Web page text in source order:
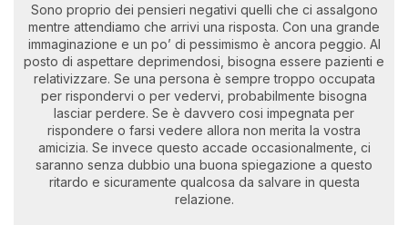
Sono proprio dei pensieri negativi quelli che ci assalgono
mentre attendiamo che arrivi una risposta. Con una grande
immaginazione e un po’ di pessimismo è ancora peggio. Al
posto di aspettare deprimendosi, bisogna essere pazienti e
relativizzare. Se una persona è sempre troppo occupata
per rispondervi o per vedervi, probabilmente bisogna
lasciar perdere. Se è davvero cosi impegnata per
rispondere o farsi vedere allora non merita la vostra
amicizia. Se invece questo accade occasionalmente, ci
saranno senza dubbio una buona spiegazione a questo
ritardo e sicuramente qualcosa da salvare in questa
relazione.